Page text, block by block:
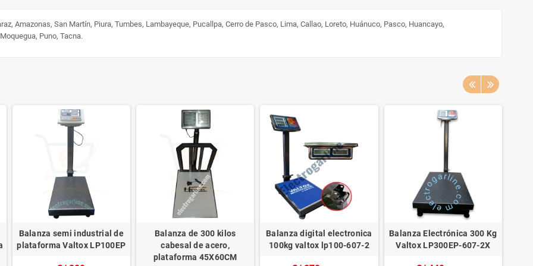
Amazonas, San Martín, Piura, Tumbes, Lambayeque, Pucallpa, Cerro de Pasco, Lima, Callao, Loreto, Huánuco, Pasco, Huancayo,
Puno, Tacna.
Balanza semi industrial de
plataforma Valtox LP100EP
Balanza de 300 kilos
cabesal de acero,
plataforma 45X60CM
Balanza digital electronica
100kg valtox lp100-607-2
Balanza Electrónica 300 Kg
Valtox LP300EP-607-2X